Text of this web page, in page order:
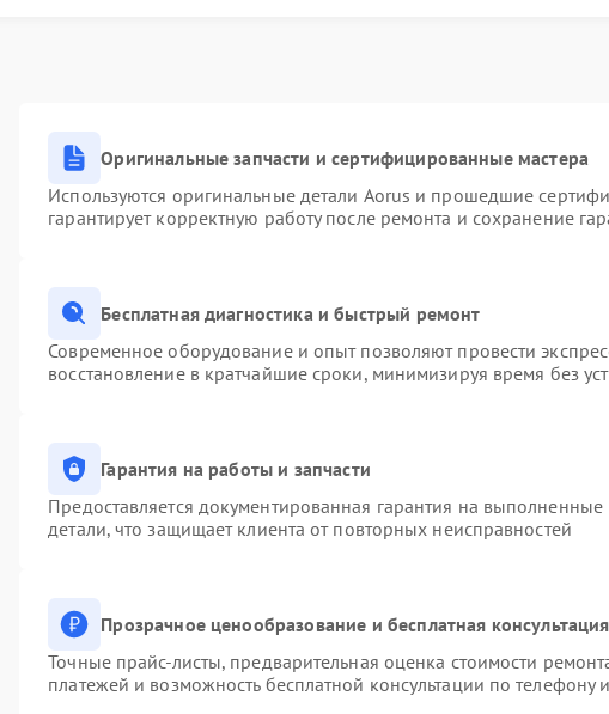
Оригинальные запчасти и сертифицированные мастера
Используются оригинальные детали Aorus и прошедшие
гарантирует корректную работу после ремонта и сохранение
Бесплатная диагностика и быстрый ремонт
Современное оборудование и опыт позволяют провести
восстановление в кратчайшие сроки, минимизируя время без
Гарантия на работы и запчасти
Предоставляется документированная гарантия на
детали, что защищает клиента от повторных неисправностей
Прозрачное ценообразование и бесплатная консультация
Точные прайс-листы, предварительная оценка стоимости
платежей и возможность бесплатной консультации по телефону